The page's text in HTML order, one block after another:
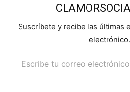
o
.
Suscríbete y recibe las últimas
electrónico.
Escribe tu correo electrónico…